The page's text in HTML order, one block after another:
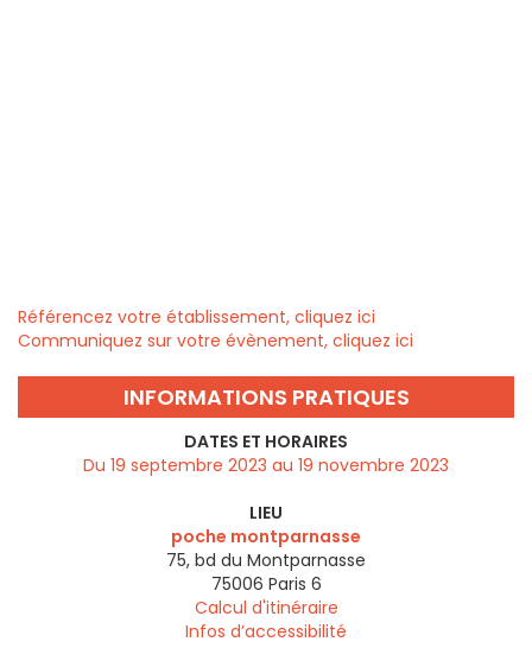
Référencez votre établissement, cliquez ici
Communiquez sur votre évènement, cliquez ici
INFORMATIONS PRATIQUES
DATES ET HORAIRES
Du 19 septembre 2023 au 19 novembre 2023
LIEU
poche montparnasse
75, bd du Montparnasse
75006 Paris 6
Calcul d'itinéraire
Infos d’accessibilité